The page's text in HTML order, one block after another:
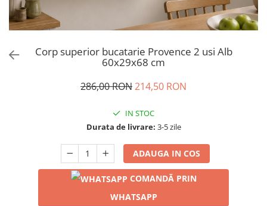
Corp superior bucatarie Provence 2 usi Alb
60x29x68 cm
286,00 RON214,50 RON
IN STOC
Durata de livrare: 3-5 zile
ADAUGA IN COS
COMANDĂ PRIN
WHATSAPP